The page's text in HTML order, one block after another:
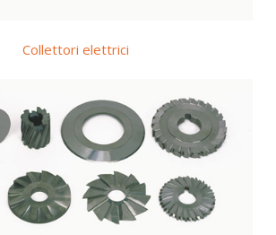
Collettori elettrici